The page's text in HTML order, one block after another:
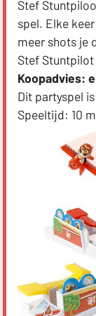
Stef
spel. Elke
meer shots je
Stef
Koopadvies:
Dit partyspel
Speeltijd: 10